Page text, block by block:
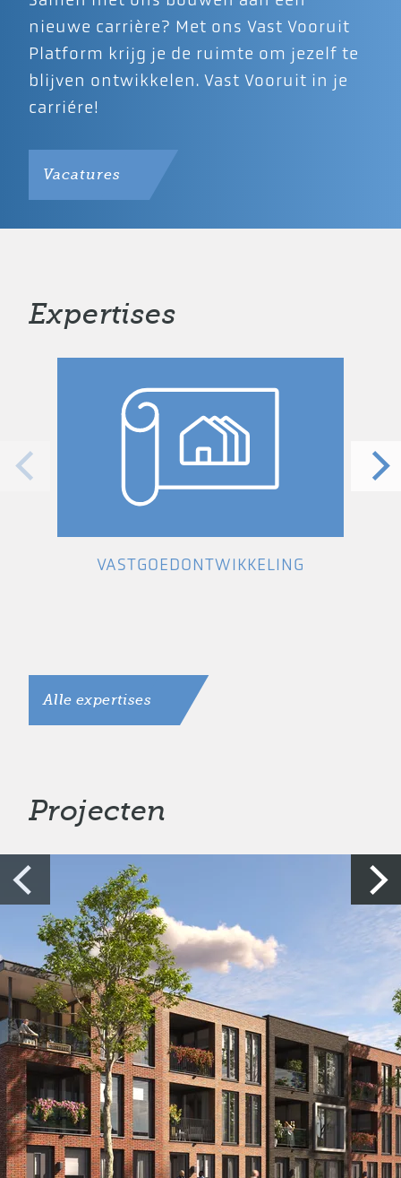
nieuwe carrière? Met ons Vast Vooruit
Platform krijg je de ruimte om jezelf te
blijven ontwikkelen. Vast Vooruit in je
carriére!
Vacatures
Expertises
VASTGOEDONTWIKKELING
Alle expertises
Projecten